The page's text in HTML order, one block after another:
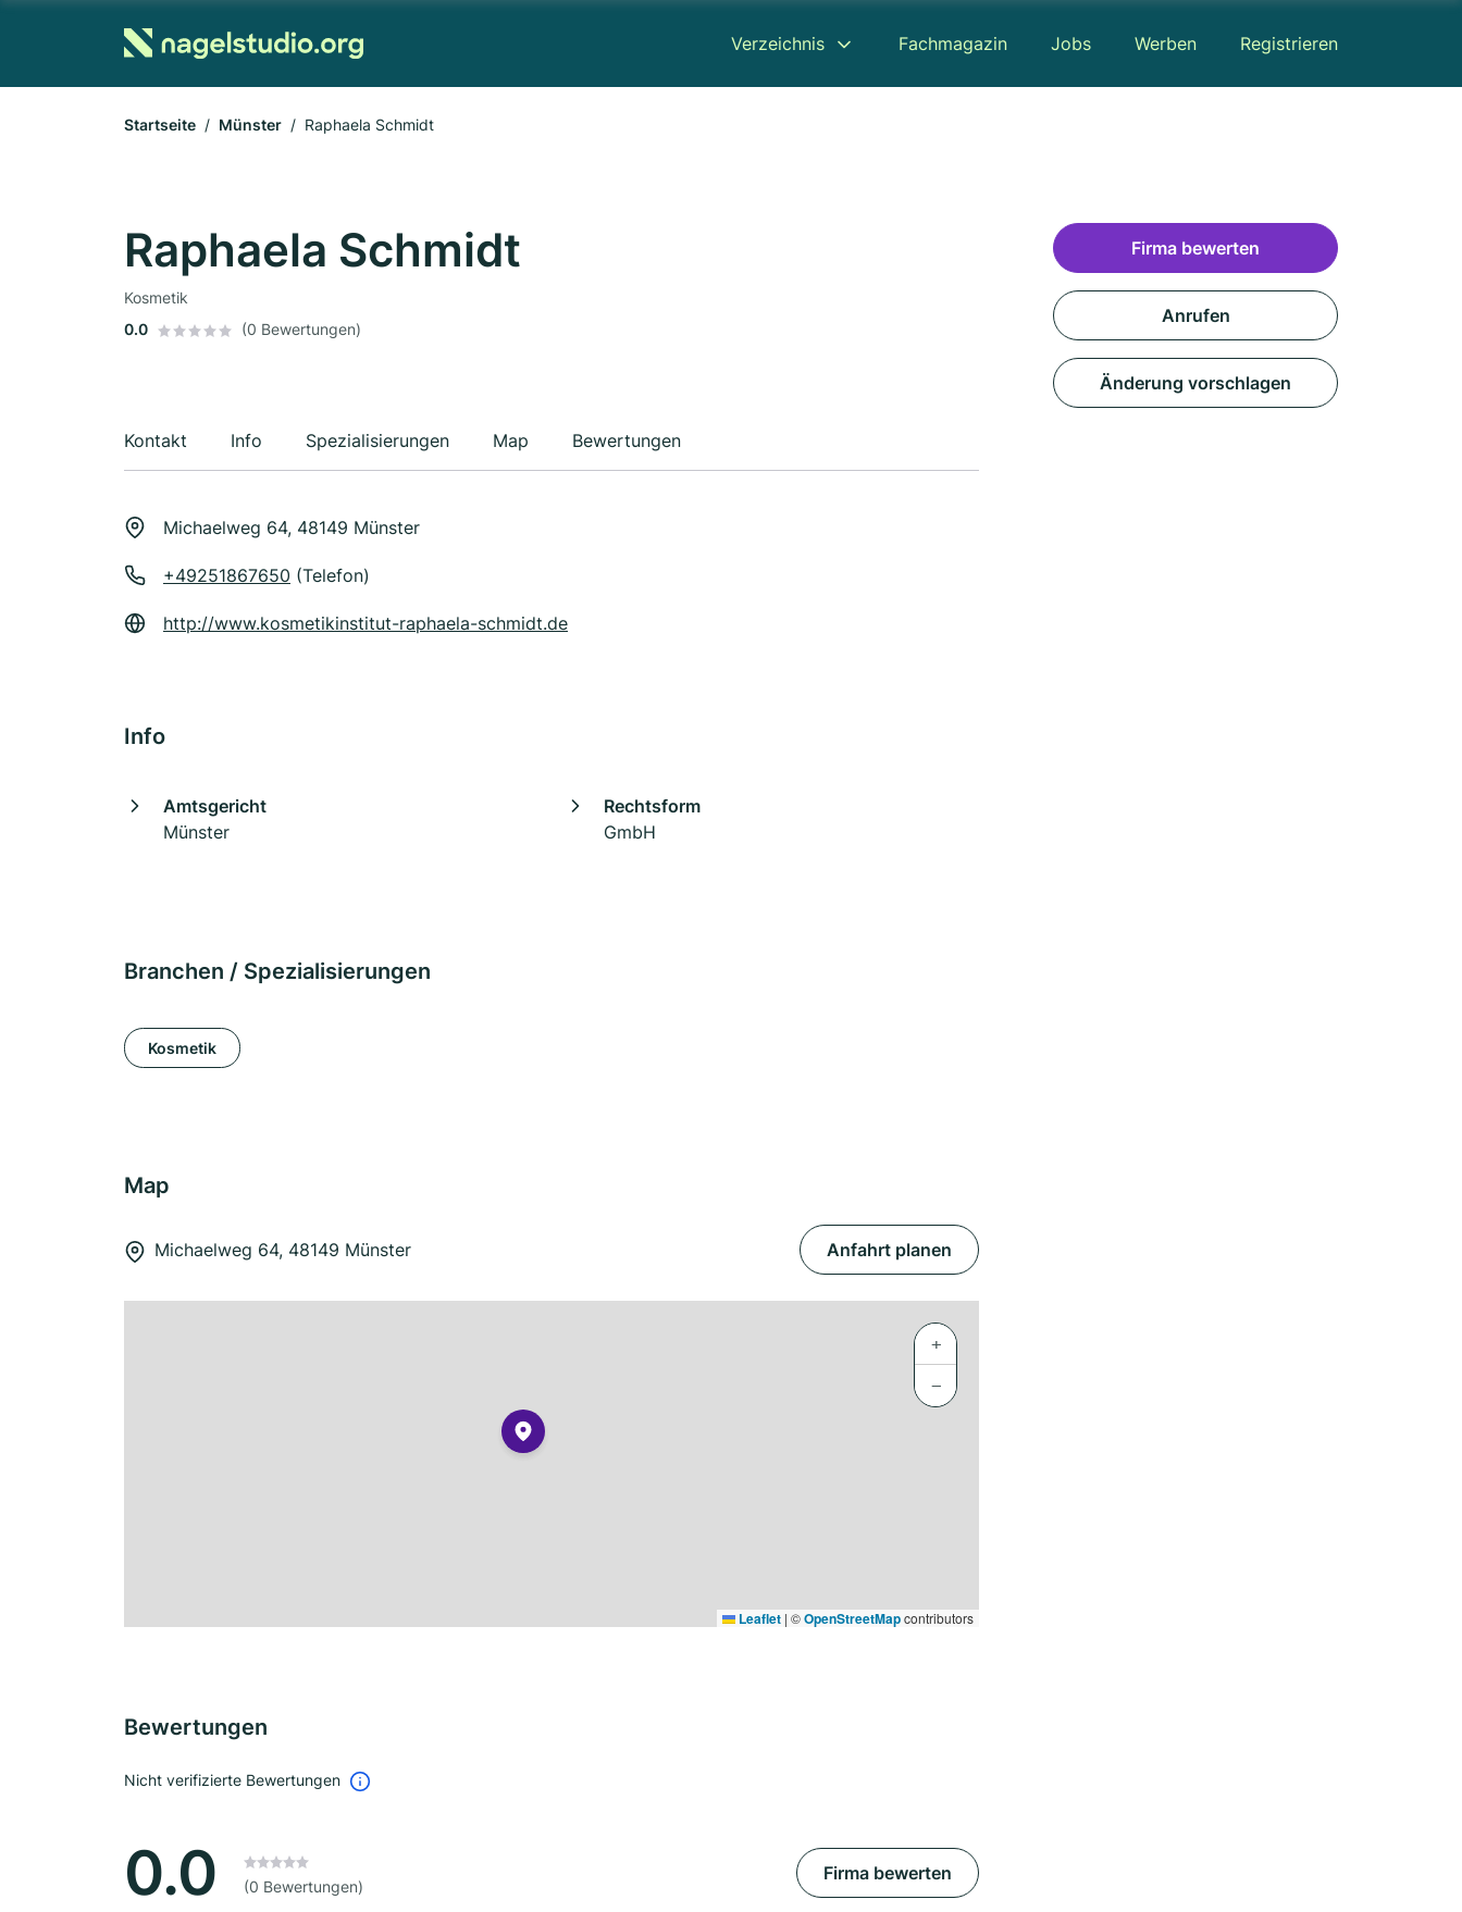
Verzeichnis Fachmagazin Jobs Werben Registrieren
Startseite Münster Raphaela Schmidt
Raphaela Schmidt
Kosmetik
0.0
(0 Bewertungen)
Kontakt Info Spezialisierungen Map Bewertungen
Michaelweg 64, 48149 Münster
+49251867650 (Telefon)
http://www.kosmetikinstitut-raphaela-schmidt.de
Info
Amtsgericht
Münster
Rechtsform
GmbH
Branchen / Spezialisierungen
Kosmetik
Map
Michaelweg 64, 48149 Münster Anfahrt planen
+
−
Leaflet | ©OpenStreetMapcontributors
Bewertungen
Nicht verifizierte Bewertungen
0.0 (0 Bewertungen)
Firma bewerten
Firma bewerten
Anrufen
Änderung vorschlagen